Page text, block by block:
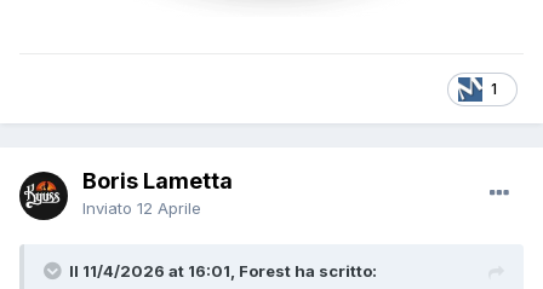
1
Boris Lametta
Inviato 12 Aprile
Il 11/4/2026 at 16:01, Forest ha scritto: